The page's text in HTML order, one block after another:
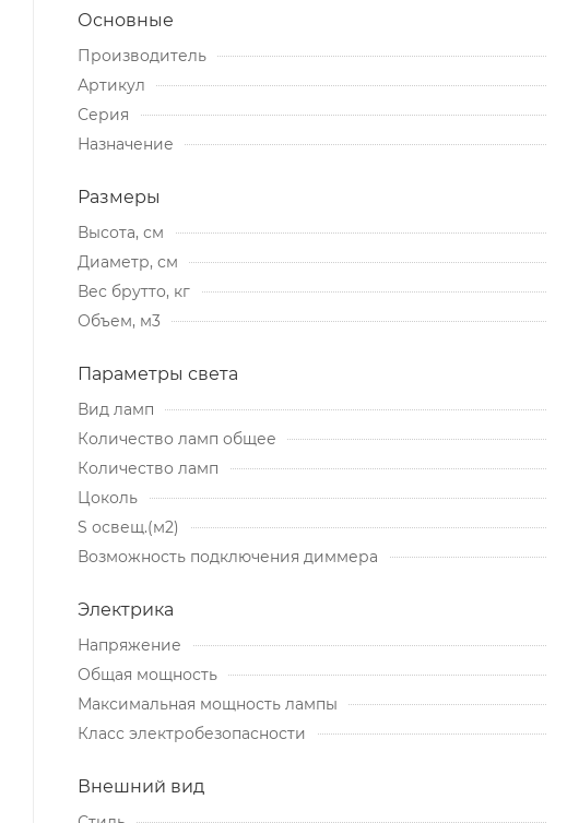
Основные
Производитель
Артикул
Серия
Назначение
Размеры
Высота, см
Диаметр, см
Вес брутто, кг
Объем, м3
Параметры света
Вид ламп
Количество ламп общее
Количество ламп
Цоколь
S освещ.(м2)
Возможность подключения диммера
Электрика
Напряжение
Общая мощность
Максимальная мощность лампы
Класс электробезопасности
Внешний вид